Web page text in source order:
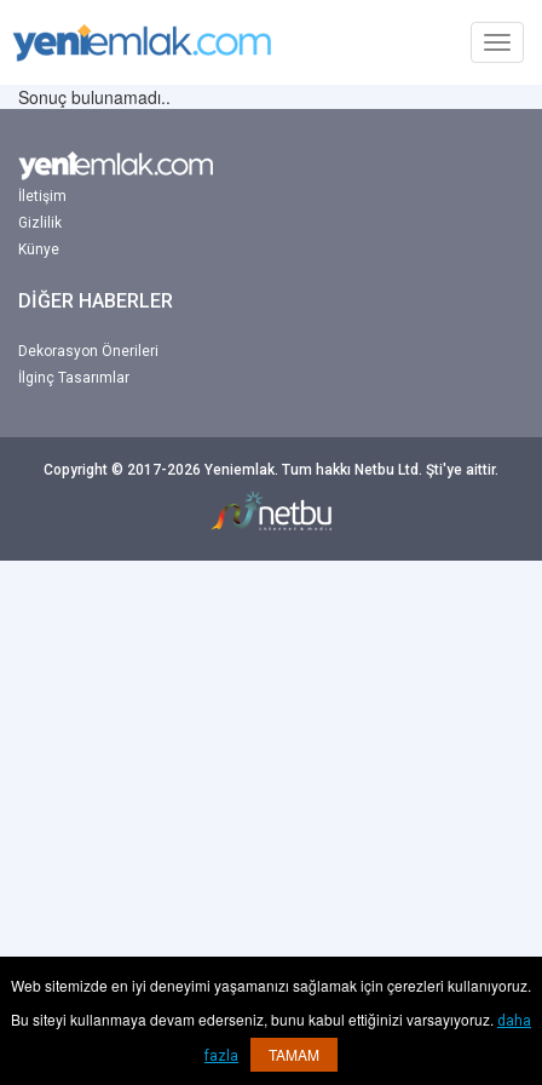
Sonuç bulunamadı..
İletişim
Gizlilik
Künye
DİĞER HABERLER
Dekorasyon Önerileri
İlginç Tasarımlar
Copyright © 2017-2026 Yeniemlak. Tum hakkı Netbu Ltd. Şti'ye aittir.
Web sitemizde en iyi deneyimi yaşamanızı sağlamak için çerezleri kullanıyoruz.
Bu siteyi kullanmaya devam ederseniz, bunu kabul ettiğinizi varsayıyoruz. daha
fazla TAMAM